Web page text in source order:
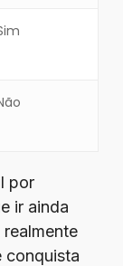
por
ir ainda
conquista